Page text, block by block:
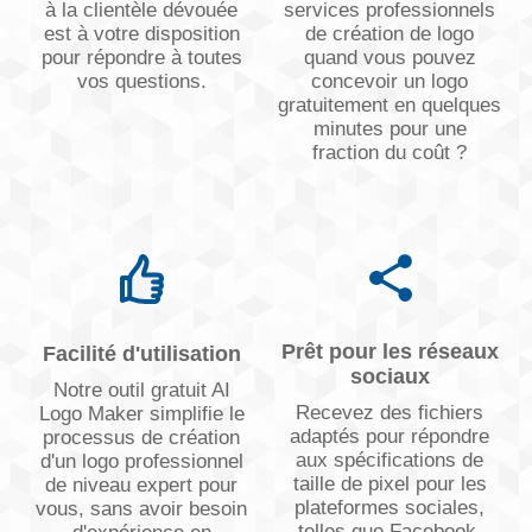
à la clientèle dévouée
est à votre disposition
pour répondre à toutes
vos questions.
services professionnels
de création de logo
quand vous pouvez
concevoir un logo
gratuitement en quelques
minutes pour une
fraction du coût ?
Facilité d'utilisation
Notre outil gratuit AI
Logo Maker simplifie le
processus de création
d'un logo professionnel
de niveau expert pour
vous, sans avoir besoin
Prêt pour les réseaux
sociaux
Recevez des fichiers
adaptés pour répondre
aux spécifications de
taille de pixel pour les
plateformes sociales,